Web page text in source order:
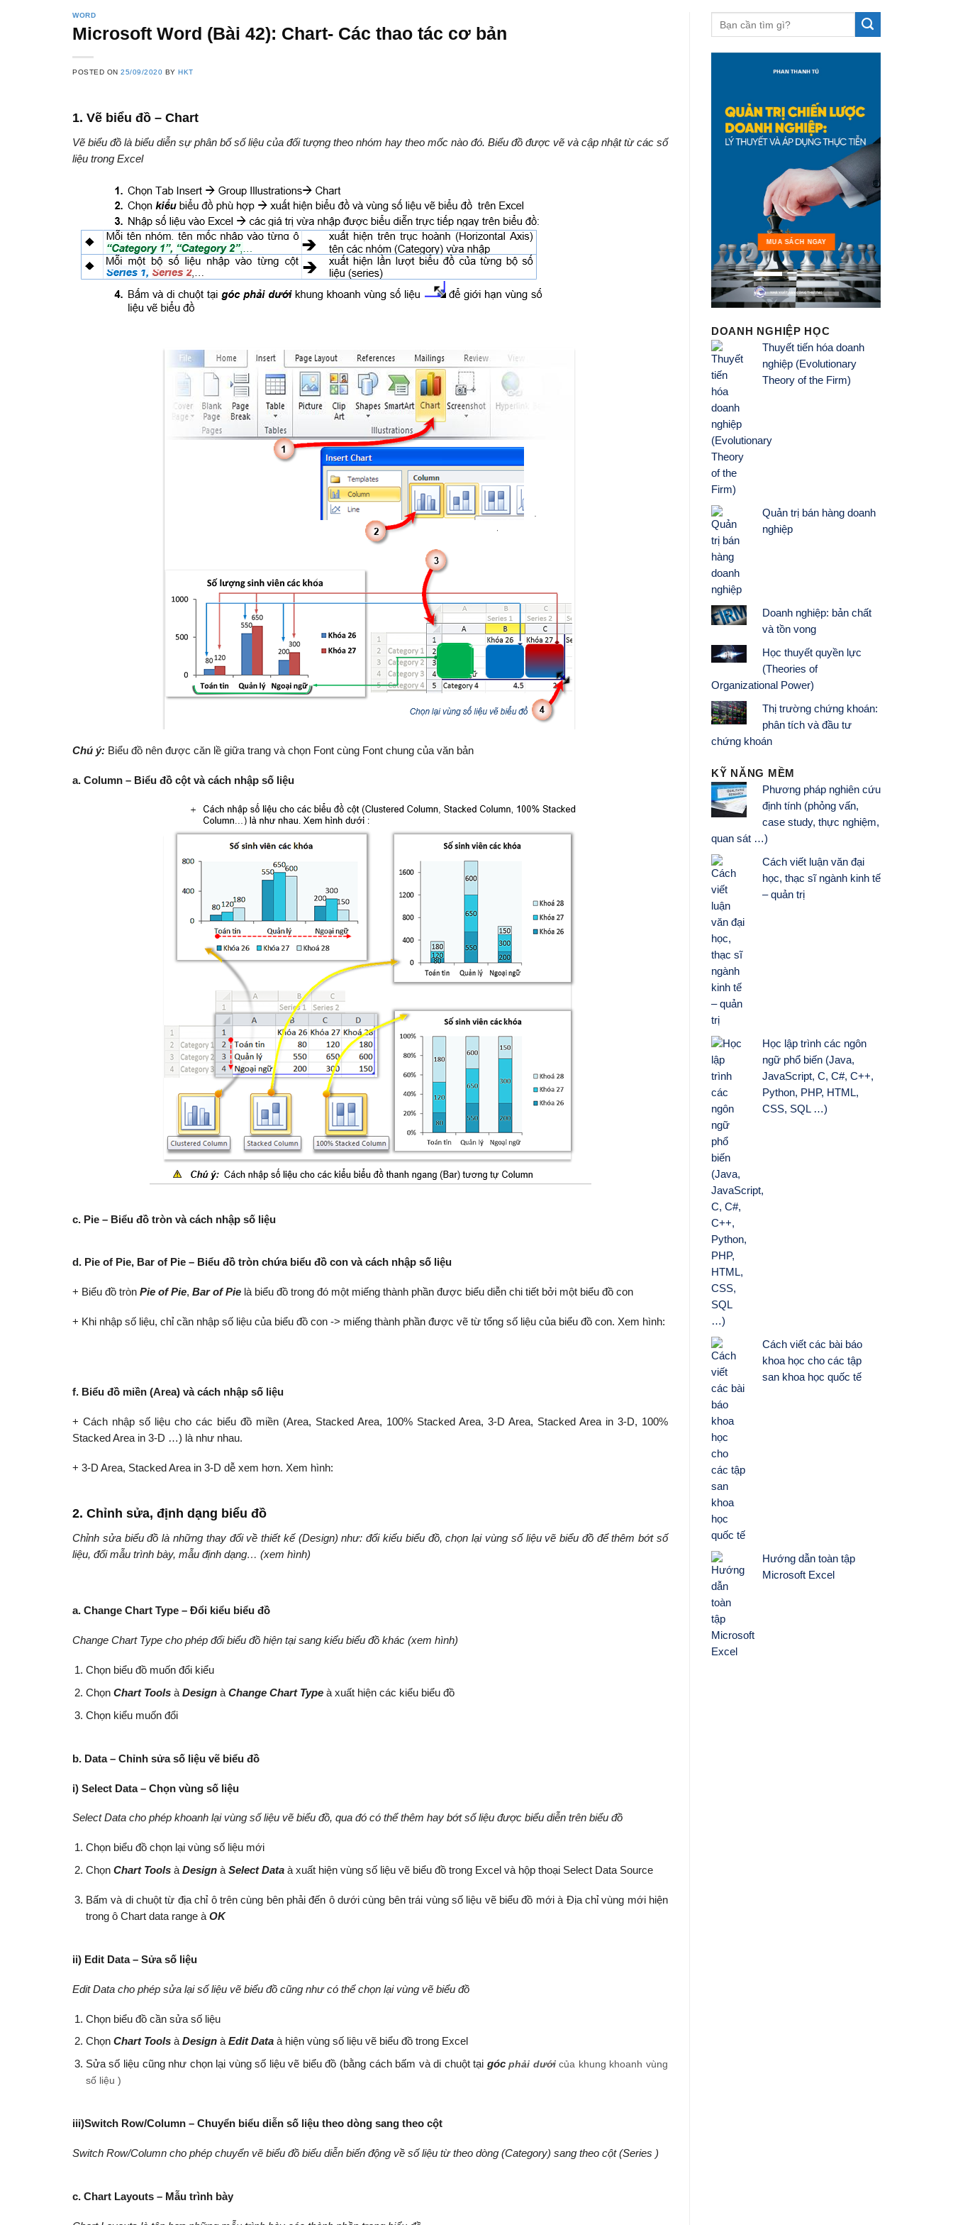
WORD
Microsoft Word (Bài 42): Chart- Các thao tác cơ bản
POSTED ON25/09/2020 BYHKT
1. Vẽ biểu đồ – Chart
Vẽ biểu đồ là biểu diễn sự phân bố số liệu của đối tượng theo nhóm hay theo mốc nào đó. Biểu đồ được vẽ và cập nhật từ các số
liệu trong Excel
Chú ý: Biểu đồ nên được căn lề giữa trang và chọn Font cùng Font chung của văn bản
a. Column – Biểu đồ cột và cách nhập số liệu
c. Pie – Biểu đồ tròn và cách nhập số liệu
d. Pie of Pie, Bar of Pie – Biểu đồ tròn chứa biểu đồ con và cách nhập số liệu
+ Biểu đồ tròn Pie of Pie, Bar of Pie là biểu đồ trong đó một miếng thành phần được biểu diễn chi tiết bởi một biểu đồ con
+ Khi nhập số liệu, chỉ cần nhập số liệu của biểu đồ con -> miếng thành phần được vẽ từ tổng số liệu của biểu đồ con. Xem hình:
f. Biểu đồ miền (Area) và cách nhập số liệu
+ Cách nhập số liệu cho các biểu đồ miền (Area, Stacked Area, 100% Stacked Area, 3-D Area, Stacked Area in 3-D, 100%
Stacked Area in 3-D …) là như nhau.
+ 3-D Area, Stacked Area in 3-D dễ xem hơn. Xem hình:
2. Chỉnh sửa, định dạng biểu đồ
Chỉnh sửa biểu đồ là những thay đổi về thiết kế (Design) như: đổi kiểu biểu đồ, chọn lại vùng số liệu vẽ biểu đồ để thêm bớt số
liệu, đổi mẫu trình bày, mẫu định dạng… (xem hình)
a. Change Chart Type – Đổi kiểu biểu đồ
Change Chart Type cho phép đổi biểu đồ hiện tại sang kiểu biểu đồ khác (xem hình)
Chọn biểu đồ muốn đổi kiểu
Chọn Chart Tools à Design à Change Chart Type à xuất hiện các kiểu biểu đồ
Chọn kiểu muốn đổi
b. Data – Chỉnh sửa số liệu vẽ biểu đồ
i) Select Data – Chọn vùng số liệu
Select Data cho phép khoanh lại vùng số liệu vẽ biểu đồ, qua đó có thể thêm hay bớt số liệu được biểu diễn trên biểu đồ
Chọn biểu đồ chọn lại vùng số liệu mới
Chọn Chart Tools à Design à Select Data à xuất hiện vùng số liệu vẽ biểu đồ trong Excel và hộp thoại Select Data Source
Bấm và di chuột từ địa chỉ ô trên cùng bên phải đến ô dưới cùng bên trái vùng số liệu vẽ biểu đồ mới à Địa chỉ vùng mới hiện
trong ô Chart data range à OK
ii) Edit Data – Sửa số liệu
Edit Data cho phép sửa lại số liệu vẽ biểu đồ cũng như có thể chọn lại vùng vẽ biểu đồ
Chọn biểu đồ cần sửa số liệu
Chọn Chart Tools àDesign àEdit Data à hiện vùng số liệu vẽ biểu đồ trong Excel
Sửa số liệu cũng như chọn lại vùng số liệu vẽ biểu đồ (bằng cách bấm và di chuột tại gócphải dướicủa khung khoanh vùng
số liệu )
iii)Switch Row/Column – Chuyển biểu diễn số liệu theo dòng sang theo cột
Switch Row/Column cho phép chuyển vẽ biểu đồ biểu diễn biến động về số liệu từ theo dòng (Category) sang theo cột (Series )
c. Chart Layouts – Mẫu trình bày
MUA SÁCH NGAY
DOANH NGHIỆP HỌC
Thuyết tiến hóa doanh
nghiệp (Evolutionary
Theory of the Firm)
Quản trị bán hàng doanh
nghiệp
Doanh nghiệp: bản chất
và tồn vong
Học thuyết quyền lực
(Theories of
Organizational Power)
Thị trường chứng khoán:
phân tích và đầu tư
chứng khoán
KỸ NĂNG MỀM
Phương pháp nghiên cứu
định tính (phỏng vấn,
case study, thực nghiệm,
quan sát …)
Cách viết luận văn đại
học, thạc sĩ ngành kinh tế
– quản trị
Học lập trình các ngôn
ngữ phổ biến (Java,
JavaScript, C, C#, C++,
Python, PHP, HTML,
CSS, SQL …)
Cách viết các bài báo
khoa học cho các tập
san khoa học quốc tế
Hướng dẫn toàn tập
Microsoft Excel